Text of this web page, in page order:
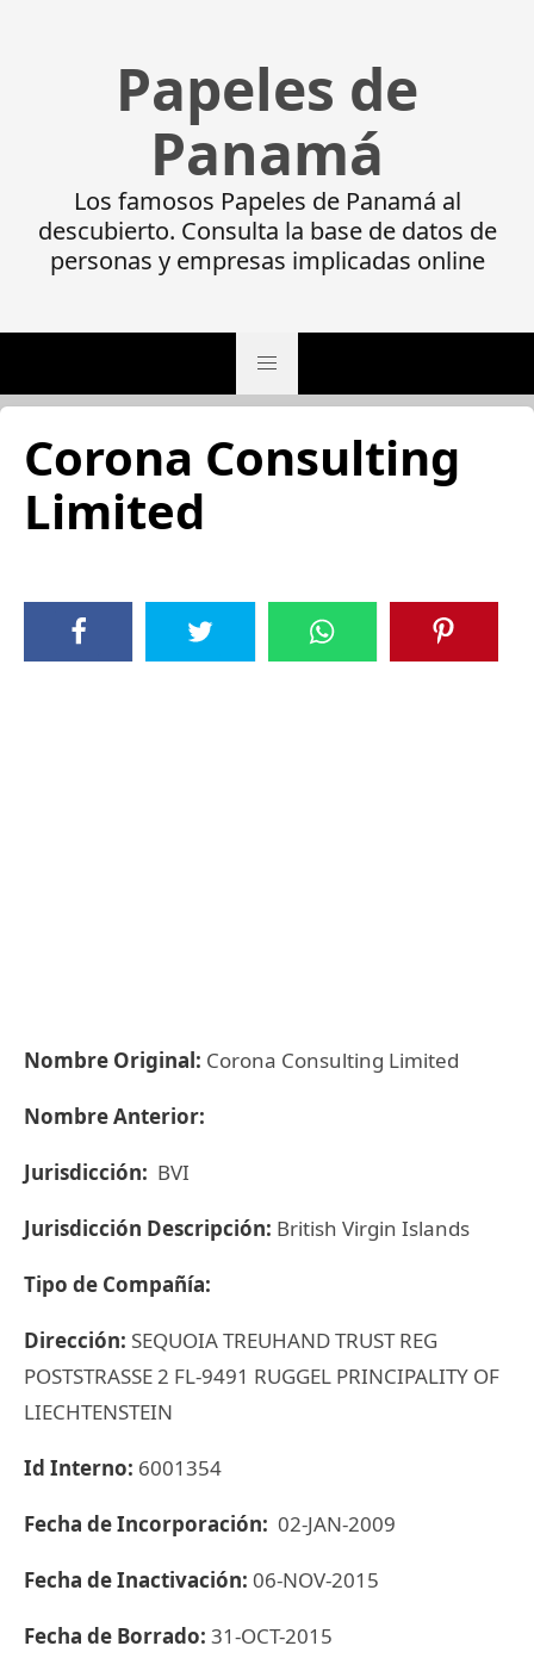
Papeles de
Panamá
Los famosos Papeles de Panamá al
descubierto. Consulta la base de datos de
personas y empresas implicadas online
Corona Consulting
Limited
Nombre Original: Corona Consulting Limited
Nombre Anterior:
Jurisdicción: BVI
Jurisdicción Descripción: British Virgin Islands
Tipo de Compañía:
Dirección: SEQUOIA TREUHAND TRUST REG
POSTSTRASSE 2 FL-9491 RUGGEL PRINCIPALITY OF
LIECHTENSTEIN
Id Interno: 6001354
Fecha de Incorporación: 02-JAN-2009
Fecha de Inactivación: 06-NOV-2015
Fecha de Borrado: 31-OCT-2015